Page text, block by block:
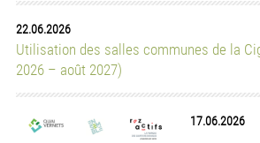
12.06.2026
Participez à une informatique libre, éthique,